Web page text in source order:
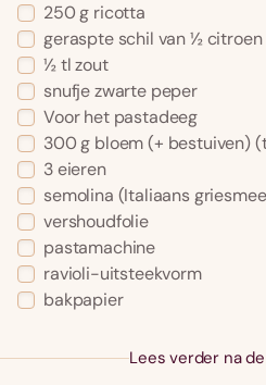
250 g ricotta
geraspte schil van ½ citroen
½ tl zout
snufje zwarte peper
Voor het pastadeeg
300 g bloem (+ bestuiven)
3 eieren
semolina (Italiaans
vershoudfolie
pastamachine
ravioli-uitsteekvorm
bakpapier
Lees verder na